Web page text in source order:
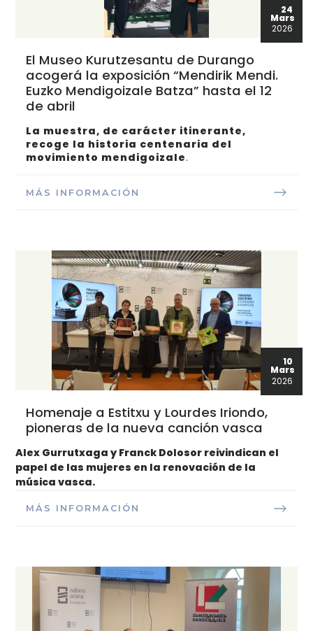
24
Mars
2026
El Museo Kurutzesantu de Durango
acogerá la exposición “Mendirik Mendi.
Euzko Mendigoizale Batza” hasta el 12
de abril
La muestra, de carácter itinerante,
recoge la historia centenaria del
movimiento mendigoizale.
MÁS INFORMACIÓN
10
Mars
2026
Homenaje a Estitxu y Lourdes Iriondo,
pioneras de la nueva canción vasca
Alex Gurrutxaga y Franck Dolosor reivindican el
papel de las mujeres en la renovación de la
música vasca.
MÁS INFORMACIÓN